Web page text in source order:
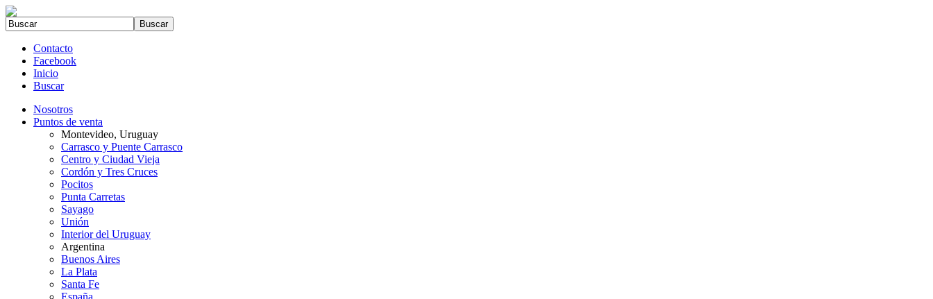
Contacto
Facebook
Inicio
Buscar
Nosotros
Puntos de venta
Montevideo, Uruguay
Carrasco y Puente Carrasco
Centro y Ciudad Vieja
Cordón y Tres Cruces
Pocitos
Punta Carretas
Sayago
Unión
Interior del Uruguay
Argentina
Buenos Aires
La Plata
Santa Fe
España